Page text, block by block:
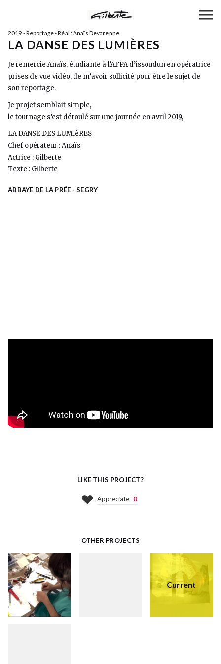
LIKE THIS PROJECT?
Appreciate 0
OTHER PROJECTS
Current
2019 - Reportage - Réal : Anaïs Devarenne
LA DANSE DES LUMIÈRES
Je remercie Anaïs, étudiante à l’AFPA d’issoudun en opératrice
prises de vue vidéo, de m’avoir sollicité pour être le sujet de
son reportage.
Je projet semblait simple,
le tournage s’est déroulé sur une journée en avril 2019,
LA DANSE DES LUMIèRES
Chef opérateur : Anaïs
Actrice : Gilberte
Texte : Gilberte
ABBAYE DE LA PRÉE - SEGRY